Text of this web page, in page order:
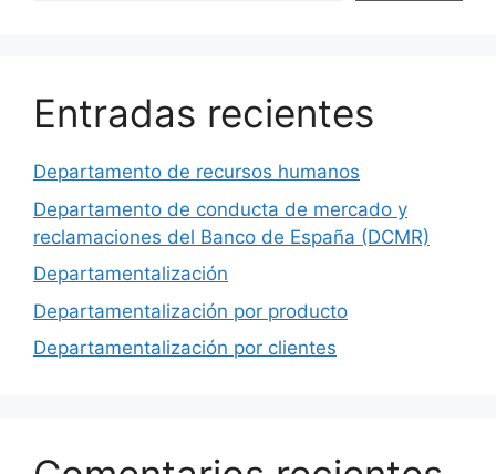
Entradas recientes
Departamento de recursos humanos
Departamento de conducta de mercado y
reclamaciones del Banco de España (DCMR)
Departamentalización
Departamentalización por producto
Departamentalización por clientes